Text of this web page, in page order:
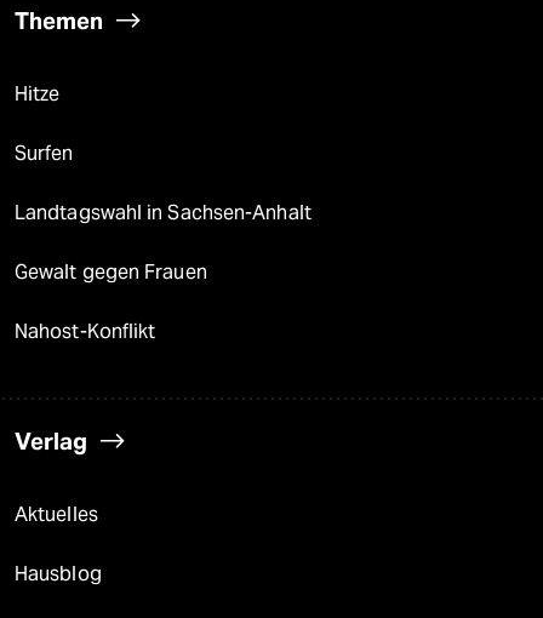
Themen
Hitze
Surfen
Landtagswahl in Sachsen-Anhalt
Gewalt gegen Frauen
Nahost-Konflikt
Verlag
Aktuelles
Hausblog